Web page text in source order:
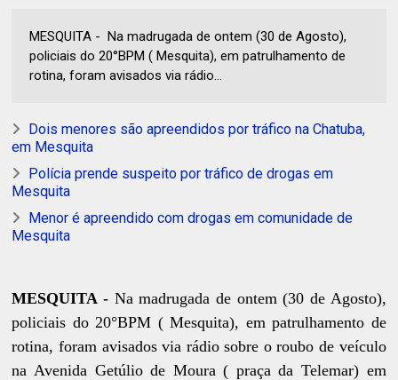
MESQUITA - Na madrugada de ontem (30 de Agosto),
policiais do 20°BPM ( Mesquita), em patrulhamento de
rotina, foram avisados via rádio...
Dois menores são apreendidos por tráfico na Chatuba,
em Mesquita
Polícia prende suspeito por tráfico de drogas em
Mesquita
Menor é apreendido com drogas em comunidade de
Mesquita
MESQUITA - Na madrugada de ontem (30 de Agosto),
policiais do 20°BPM ( Mesquita), em patrulhamento de
rotina, foram avisados via rádio sobre o roubo de veículo
na Avenida Getúlio de Moura ( praça da Telemar) em